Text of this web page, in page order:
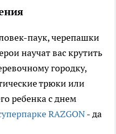
паук, черепашки
научат вас крутить
городку,
трюки или
ребенка с днем
RAZGON- да